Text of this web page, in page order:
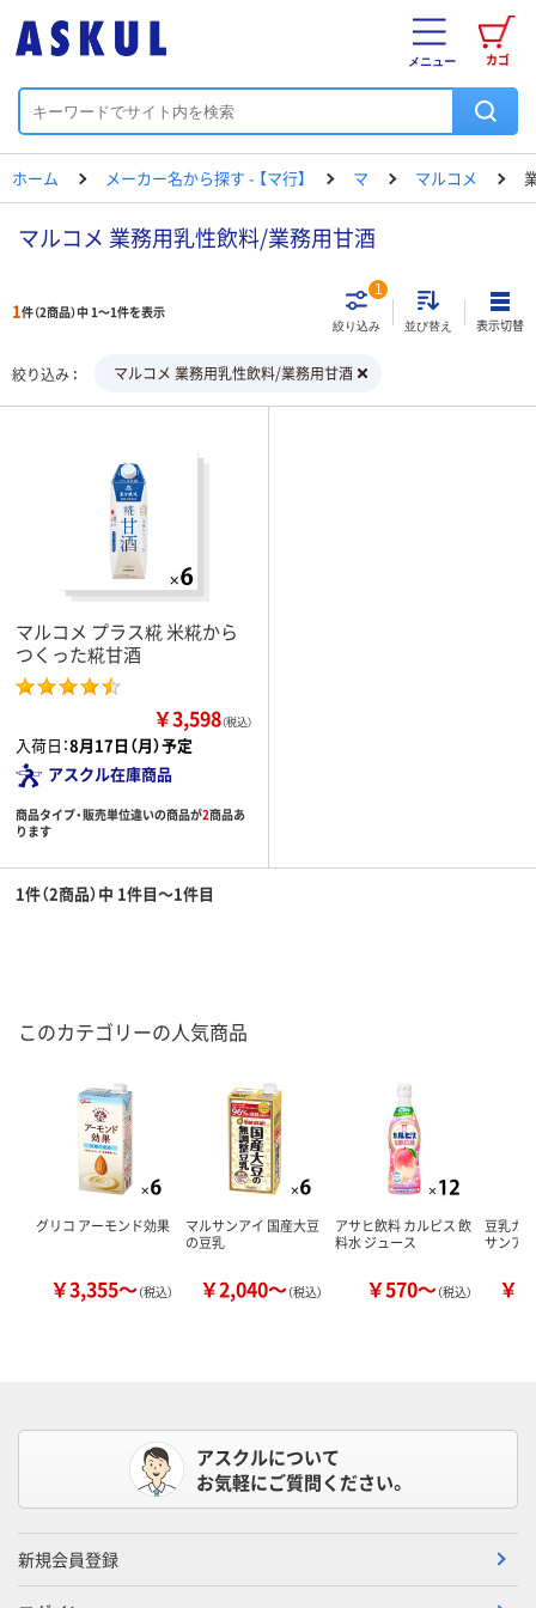
カゴ
メニュー
ホーム メーカー名から探す - 【マ行】 マ マルコメ
マルコメ 業務用乳性飲料/業務用甘酒
1件（2商品）中 1～1件を表示
絞り込み
1
並び替え 表示切替
絞り込み マルコメ 業務用乳性飲料/業務用甘酒
マルコメ プラス糀 米糀から
つくった糀甘酒
￥3,598（税込）
入荷日：8月17日（月）予定
アスクル在庫商品
商品タイプ・販売単位違いの商品が2商品あ
ります
1件（2商品）中 1件目～1件目
このカテゴリーの人気商品
グリコ アーモンド効果
￥3,355～（税込）
マルサンアイ 国産大豆
の豆乳
￥2,040～（税込）
アサヒ飲料 カルピス 飲
料水 ジュース
￥570～（税込）
豆乳カ
サンアイ
￥
アスクルについて
お気軽にご質問ください。
新規会員登録